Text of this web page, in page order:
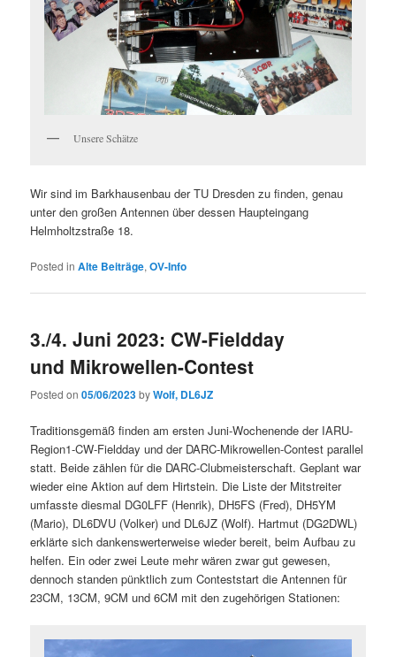
Unsere Schätze
Wir sind im Barkhausenbau der TU Dresden zu finden, genau
unter den großen Antennen über dessen Haupteingang
Helmholtzstraße 18.
Posted in Alte Beiträge,OV-Info
3./4. Juni 2023: CW-Fieldday
und Mikrowellen-Contest
Posted on05/06/2023byWolf, DL6JZ
Traditionsgemäß finden am ersten Juni-Wochenende der IARU-
Region1-CW-Fieldday und der DARC-Mikrowellen-Contest parallel
statt. Beide zählen für die DARC-Clubmeisterschaft. Geplant war
wieder eine Aktion auf dem Hirtstein. Die Liste der Mitstreiter
umfasste diesmal DG0LFF (Henrik), DH5FS (Fred), DH5YM
(Mario), DL6DVU (Volker) und DL6JZ (Wolf). Hartmut (DG2DWL)
erklärte sich dankenswerterweise wieder bereit, beim Aufbau zu
helfen. Ein oder zwei Leute mehr wären zwar gut gewesen,
dennoch standen pünktlich zum Conteststart die Antennen für
23CM, 13CM, 9CM und 6CM mit den zugehörigen Stationen: